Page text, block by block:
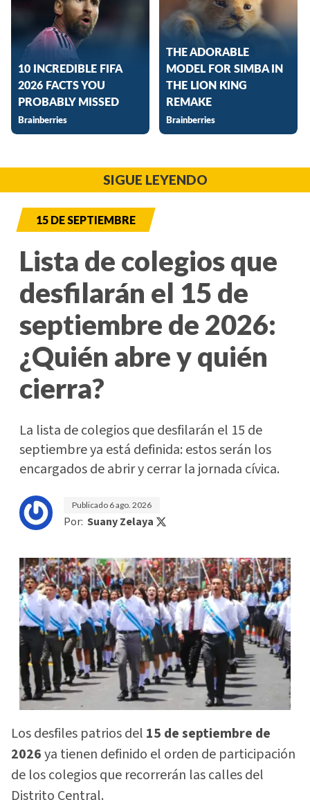
SIGUE LEYENDO
15 DE SEPTIEMBRE
Lista de colegios que
desfilarán el 15 de
septiembre de 2026:
¿Quién abre y quién
cierra?
La lista de colegios que desfilarán el 15 de
septiembre ya está definida: estos serán los
encargados de abrir y cerrar la jornada cívica.
Publicado 6 ago. 2026
Por: Suany Zelaya
Los desfiles patrios del 15 de septiembre de
2026ya tienen definido el orden de participación
de los colegios que recorrerán las calles del
Distrito Central.